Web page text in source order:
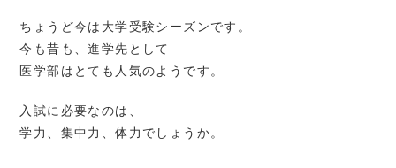
ちょうど今は大学受験シーズンです。
今も昔も、進学先として
医学部はとても人気のようです。
入試に必要なのは、
学力、集中力、体力でしょうか。